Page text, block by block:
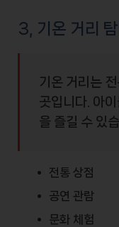
3, 기온 거리
기온 거리는
곳입니다. 아
을 즐길 수 있
전통 상점
공연 관람
문화 체험